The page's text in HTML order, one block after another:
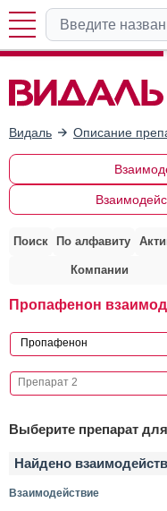
Видаль Описание
Поиск По алфавиту
Компании
Пропафенон
Выберите препарат
Найдено
Взаимодействие